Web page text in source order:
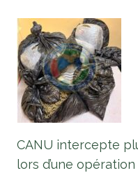
CANU intercepte
lors d’une opération